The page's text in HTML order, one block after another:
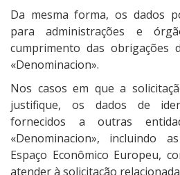
Da mesma forma, os dados
para administrações e
cumprimento das obrigações
«Denominacion».
Nos casos em que a
justifique, os dados de
fornecidos a outras
«Denominacion», incluindo
Espaço Econômico Europeu,
atender à solicitação